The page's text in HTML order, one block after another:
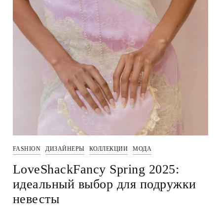
FASHION ДИЗАЙНЕРЫ КОЛЛЕКЦИИ МОДА
LoveShackFancy Spring 2025:
идеальный выбор для подружки
невесты